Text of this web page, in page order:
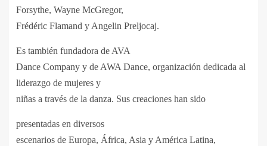
Forsythe, Wayne McGregor,
Frédéric Flamand y Angelin Preljocaj.
Es también fundadora de AVA
Dance Company y de AWA Dance, organización dedicada al
liderazgo de mujeres y
niñas a través de la danza. Sus creaciones han sido
presentadas en diversos
escenarios de Europa, África, Asia y América Latina,